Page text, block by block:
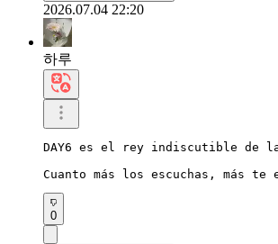
2026.07.04 22:20
하루
DAY6 es el rey indiscutible de la
Cuanto más los escuchas, más te
0